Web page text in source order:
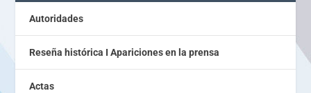
Autoridades
Reseña histórica I Apariciones en la prensa
Actas